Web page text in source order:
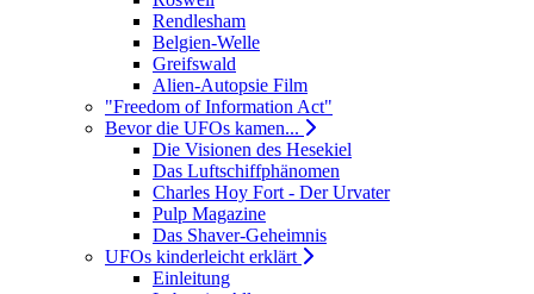
Rendlesham
Belgien-Welle
Greifswald
Alien-Autopsie Film
"Freedom of Information Act"
Bevor die UFOs kamen...
Die Visionen des Hesekiel
Das Luftschiffphänomen
Charles Hoy Fort - Der Urvater
Pulp Magazine
Das Shaver-Geheimnis
UFOs kinderleicht erklärt
Einleitung